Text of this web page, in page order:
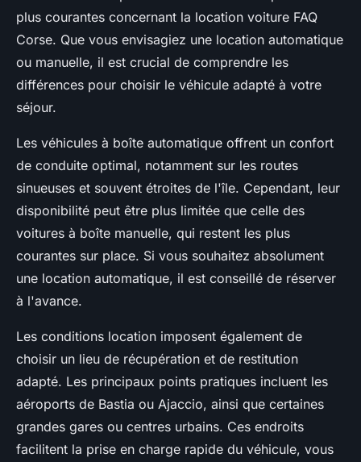
plus courantes concernant la location voiture FAQ
Corse. Que vous envisagiez une location automatique
ou manuelle, il est crucial de comprendre les
différences pour choisir le véhicule adapté à votre
séjour.
Les véhicules à boîte automatique offrent un confort
de conduite optimal, notamment sur les routes
sinueuses et souvent étroites de l'île. Cependant, leur
disponibilité peut être plus limitée que celle des
voitures à boîte manuelle, qui restent les plus
courantes sur place. Si vous souhaitez absolument
une location automatique, il est conseillé de réserver
à l'avance.
Les conditions location imposent également de
choisir un lieu de récupération et de restitution
adapté. Les principaux points pratiques incluent les
aéroports de Bastia ou Ajaccio, ainsi que certaines
grandes gares ou centres urbains. Ces endroits
facilitent la prise en charge rapide du véhicule, vous